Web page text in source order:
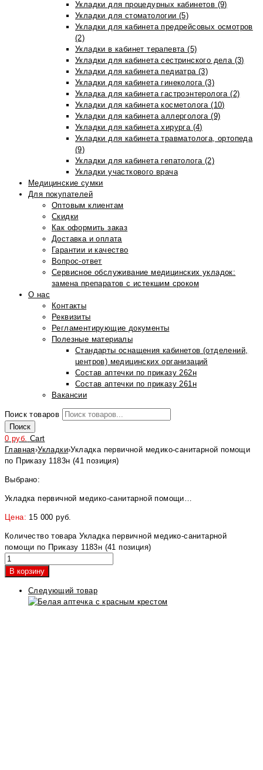
Укладки для процедурных кабинетов (9)
Укладки для стоматологии (5)
Укладки для кабинета предрейсовых осмотров
(2)
Укладки в кабинет терапевта (5)
Укладки для кабинета сестринского дела (3)
Укладки для кабинета педиатра (3)
Укладки для кабинета гинеколога (3)
Укладка для кабинета гастроэнтеролога (2)
Укладки для кабинета косметолога (10)
Укладки для кабинета аллерголога (9)
Укладки для кабинета хирурга (4)
Укладки для кабинета травматолога, ортопеда
(9)
Укладки для кабинета гепатолога (2)
Укладки участкового врача
Медицинские сумки
Для покупателей
Оптовым клиентам
Скидки
Как оформить заказ
Доставка и оплата
Гарантии и качество
Вопрос-ответ
Сервисное обслуживание медицинских укладок:
замена препаратов с истекшим сроком
О нас
Контакты
Реквизиты
Регламентирующие документы
Полезные материалы
Стандарты оснащения кабинетов (отделений,
центров) медицинских организаций
Состав аптечки по приказу 262н
Состав аптечки по приказу 261н
Вакансии
Поиск товаров
Поиск
0 руб. Cart
Главная›Укладки›Укладка первичной медико-санитарной помощи
по Приказу 1183н (41 позиция)
Выбрано:
Укладка первичной медико-санитарной помощи…
Цена: 15 000 руб.
Количество товара Укладка первичной медико-санитарной
помощи по Приказу 1183н (41 позиция)
В корзину
Следующий товар